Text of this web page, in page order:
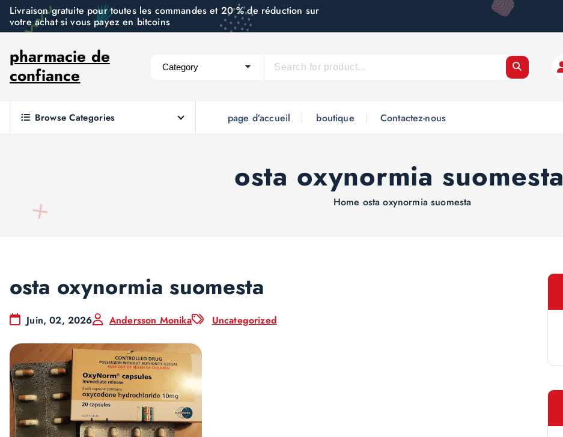
n
Livraison gratuite pour toutes les commandes et 20 % de réduction sur
votre achat si vous payez en bitcoins
pharmacie de
confiance
Browse Categories page d’accueil boutique Contactez-nous
osta oxynormia suomesta
Home osta oxynormia suomesta
osta oxynormia suomesta
Juin, 02, 2026 Andersson Monika Uncategorized